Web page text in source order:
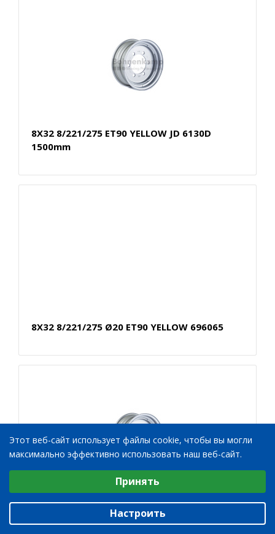
8X32 8/221/275 ET90 YELLOW JD 6130D
1500mm
8X32 8/221/275 Ø20 ET90 YELLOW 696065
8X32 8/221/275/20 ET15 YELLOW
Этот веб-сайт использует файлы cookie, чтобы вы могли
максимально эффективно использовать наш веб-сайт.
Выберите настройки cookie
Аналитические/Функциональные
Принять
Настроить